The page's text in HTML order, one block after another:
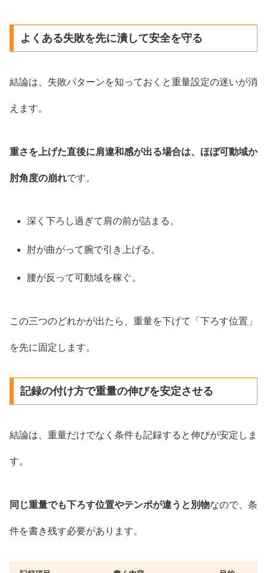
よくある失敗を先に潰して安全を守る
結論は、失敗パターンを知っておくと重量設定の迷いが消
えます。
重さを上げた直後に肩違和感が出る場合は、ほぼ可動域か
肘角度の崩れです。
深く下ろし過ぎて肩の前が詰まる。
肘が曲がって腕で引き上げる。
腰が反って可動域を稼ぐ。
この三つのどれかが出たら、重量を下げて「下ろす位置」
を先に固定します。
記録の付け方で重量の伸びを安定させる
結論は、重量だけでなく条件も記録すると伸びが安定しま
す。
同じ重量でも下ろす位置やテンポが違うと別物なので、条
件を書き残す必要があります。